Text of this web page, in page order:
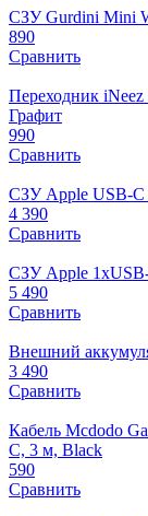
СЗУ Gurdini Mini
890
Сравнить
Переходник
Графит
990
Сравнить
СЗУ Apple USB-C
4 390
Сравнить
СЗУ Apple
5 490
Сравнить
Внешний
3 490
Сравнить
Кабель Mcdodo
C, 3 м, Black
590
Сравнить